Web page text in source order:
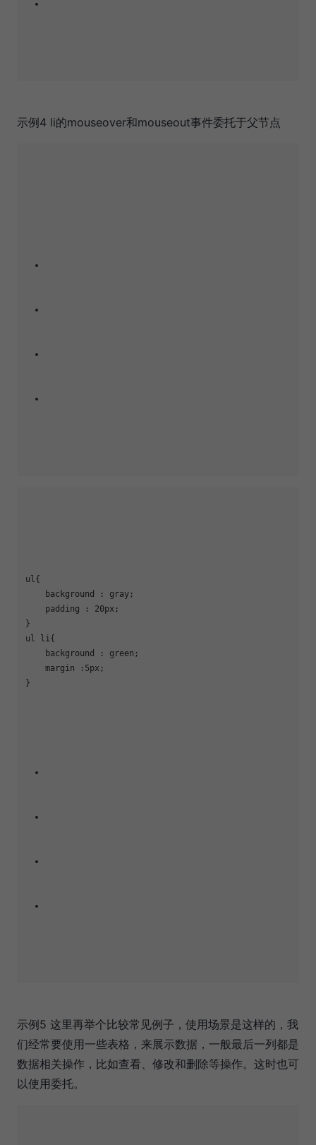
示例4 li的mouseover和mouseout事件委托于父节点
ul{
    background : gray;
    padding : 20px;
}
ul li{
    background : green;
    margin :5px;
}
示例5 这里再举个比较常见例子，使用场景是这样的，我
们经常要使用一些表格，来展示数据，一般最后一列都是
数据相关操作，比如查看、修改和删除等操作。这时也可
以使用委托。